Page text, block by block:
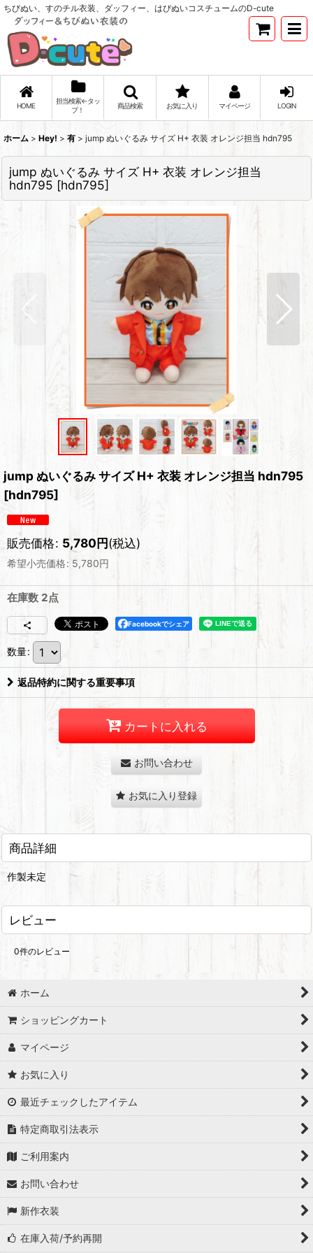
ちびぬい、すのチル衣装、ダッフィー、はぴぬいコスチュームのD-cute
HOME
担当検索←タッ
プ！
商品検索 お気に入り マイページ LOGIN
ホーム > Hey! > 有 > jump ぬいぐるみ サイズ H+ 衣装 オレンジ担当 hdn795
jump ぬいぐるみ サイズ H+ 衣装 オレンジ担当
hdn795 [hdn795]
jump ぬいぐるみ サイズ H+ 衣装 オレンジ担当 hdn795
[hdn795]
販売価格: 5,780円(税込)
希望小売価格: 5,780円
在庫数 2点
Facebookでシェア
数量:
返品特約に関する重要事項
カートに入れる
お問い合わせ
お気に入り登録
商品詳細
作製未定
レビュー
0件のレビュー
ホーム
ショッピングカート
マイページ
お気に入り
最近チェックしたアイテム
特定商取引法表示
ご利用案内
お問い合わせ
新作衣装
在庫入荷/予約再開